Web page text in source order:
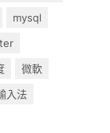
mysql
微軟
入法